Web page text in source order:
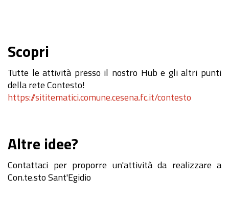
Scopri
Tutte le attività presso il nostro Hub e gli altri punti
della rete Contesto!
https://sititematici.comune.cesena.fc.it/contesto
Altre idee?
Contattaci per proporre un'attività da realizzare a
Con.te.sto Sant'Egidio